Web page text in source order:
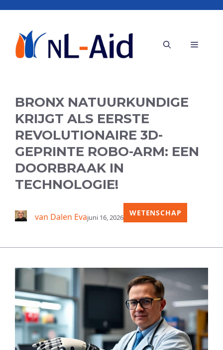
inhoud
Menu
BRONX NATUURKUNDIGE
KRIJGT ALS EERSTE
REVOLUTIONAIRE 3D-
GEPRINTE ROBO-ARM: EEN
DOORBRAAK IN
TECHNOLOGIE!
van Dalen Evajuni 16, 2026 WETENSCHAP